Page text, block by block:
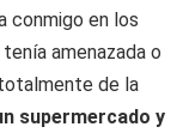
conmigo en los
amenazada o
de la
supermercado y